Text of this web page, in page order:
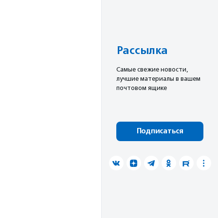
Рассылка
Cамые свежие новости,
лучшие материалы в вашем
почтовом ящике
Подписаться